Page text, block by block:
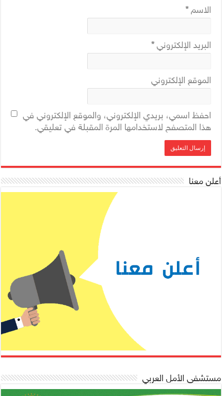
الاسم*
البريد الإلكتروني*
الموقع الإلكتروني
احفظ اسمي، بريدي الإلكتروني، والموقع الإلكتروني في
هذا المتصفح لاستخدامها المرة المقبلة في تعليقي.
أعلن معنا
مستشفى الأمل العربي